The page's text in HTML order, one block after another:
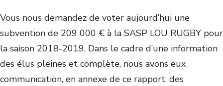
Vous nous demandez de voter aujourd’hui une
subvention de 209 000 € à la SASP LOU RUGBY pour
la saison 2018-2019. Dans le cadre d’une information
des élus pleines et complète, nous avons eux
communication, en annexe de ce rapport, des